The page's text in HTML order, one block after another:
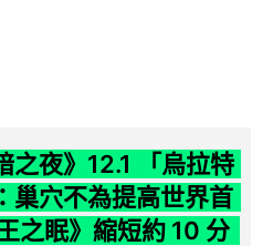
之夜》12.1 「烏拉特
巢穴不為提高世界首
之眠》縮短約 10 分